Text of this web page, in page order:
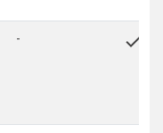
- done